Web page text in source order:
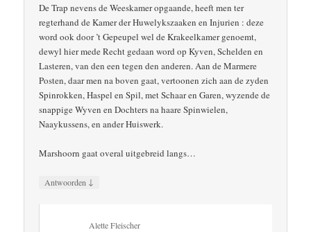
De Trap nevens de Weeskamer opgaande, heeft men ter
regterhand de Kamer der Huwelykszaaken en Injurien : deze
word ook door ’t Gepeupel wel de Krakeelkamer genoemt,
dewyl hier mede Recht gedaan word op Kyven, Schelden en
Lasteren, van den een tegen den anderen. Aan de Marmere
Posten, daar men na boven gaat, vertoonen zich aan de zyden
Spinrokken, Haspel en Spil, met Schaar en Garen, wyzende de
snappige Wyven en Dochters na haare Spinwielen,
Naaykussens, en ander Huiswerk.
Marshoorn gaat overal uitgebreid langs…
Antwoorden ↓
Alette Fleischer